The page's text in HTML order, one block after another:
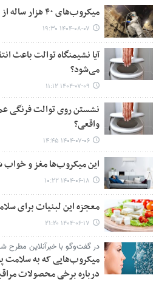
میکروب‌های ۴۰ هزار ساله از خواب یخی بیدار شدند!
۱۴۰۴-۰۸-۰۷ ۱۹:۳۰
آیا نشیمنگاه توالت باعث
می‌شود؟
۱۴۰۴-۰۷-۰۹ ۱۱:۱۲
نشستن روی توالت فرنگی
واقعی؟
۱۴۰۴-۰۷-۰۶ ۱۴:۴۵
این میکروب‌ها مغز و خواب
۱۴۰۴-۰۶-۱۸ ۱۰:۲۲
معجزه این لبنیات برای
۱۴۰۴-۰۶-۱۷ ۲۱:۲۰
در گفت‌وگو با خبرآنلاین مطرح
میکروب‌هایی که به
درباره برخی محصولات